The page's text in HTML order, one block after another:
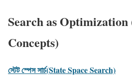
Search as Optimization
Concepts)
স্টেট স্পেস সার্চ(State Space Search)